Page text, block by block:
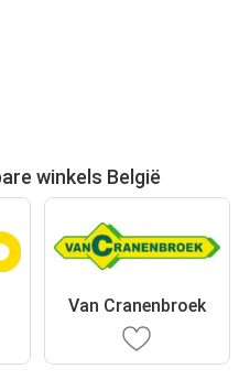
winkels België
Van Cranenbroek